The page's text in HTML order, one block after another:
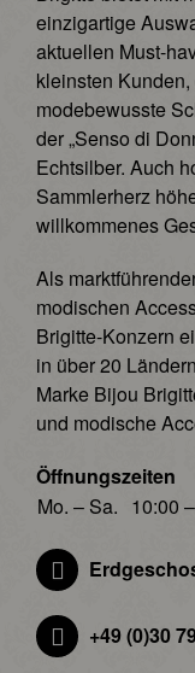
einzigartige
aktuellen Must-
kleinsten
modebewusste
der „Senso di
Echtsilber. Auch
Sammlerherz
willkommenes
Als
modischen
Brigitte-Konzern
in über 20
Marke Bijou
und modische
Öffnungszeiten
Mo. – Sa. 10:00
+49 (0)30